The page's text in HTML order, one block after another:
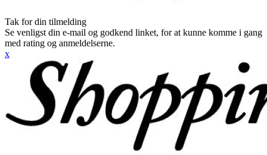
Tak for din tilmelding
Se venligst din e-mail og godkend linket, for at kunne komme i gang
med rating og anmeldelserne.
x